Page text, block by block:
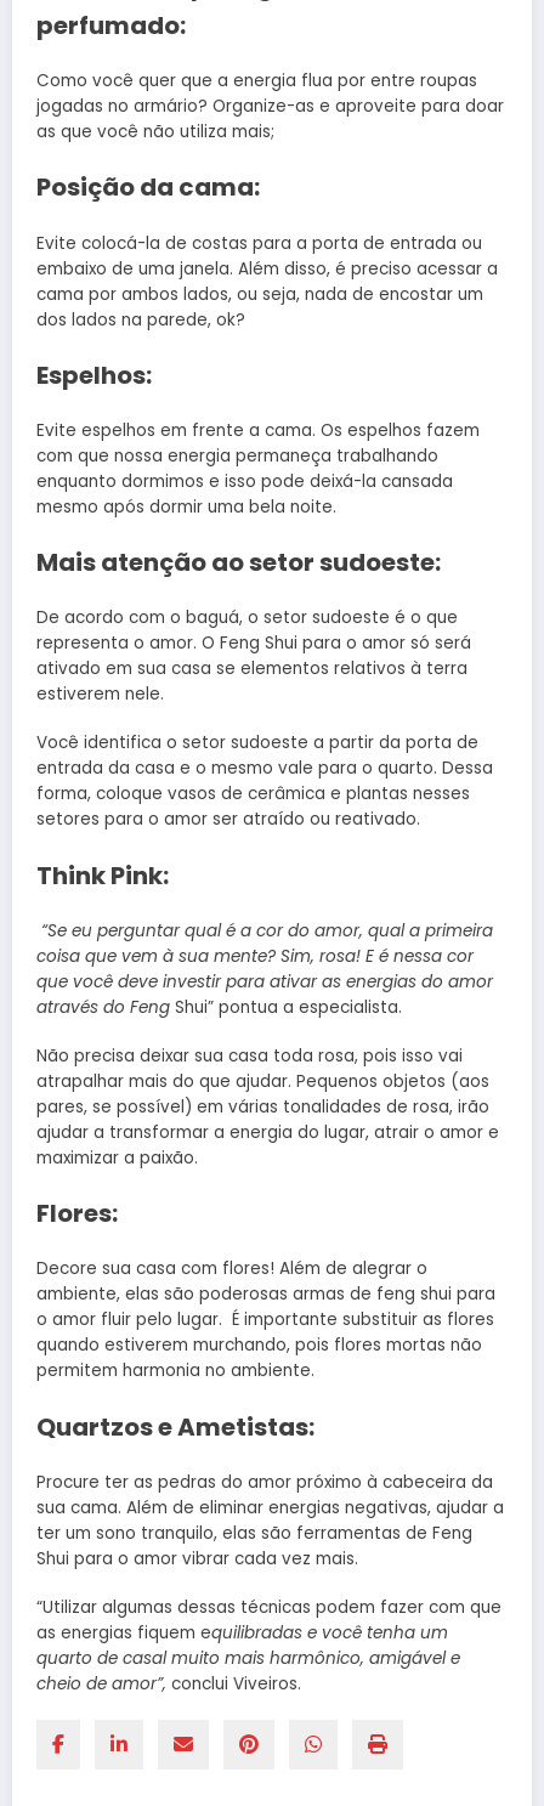
perfumado:
Como você quer que a energia flua por entre roupas
jogadas no armário? Organize-as e aproveite para doar
as que você não utiliza mais;
Posição da cama:
Evite colocá-la de costas para a porta de entrada ou
embaixo de uma janela. Além disso, é preciso acessar a
cama por ambos lados, ou seja, nada de encostar um
dos lados na parede, ok?
Espelhos:
Evite espelhos em frente a cama. Os espelhos fazem
com que nossa energia permaneça trabalhando
enquanto dormimos e isso pode deixá-la cansada
mesmo após dormir uma bela noite.
Mais atenção ao setor sudoeste:
De acordo com o baguá, o setor sudoeste é o que
representa o amor. O Feng Shui para o amor só será
ativado em sua casa se elementos relativos à terra
estiverem nele.
Você identifica o setor sudoeste a partir da porta de
entrada da casa e o mesmo vale para o quarto. Dessa
forma, coloque vasos de cerâmica e plantas nesses
setores para o amor ser atraído ou reativado.
Think Pink:
“Se eu perguntar qual é a cor do amor, qual a primeira
coisa que vem à sua mente? Sim, rosa! E é nessa cor
que você deve investir para ativar as energias do amor
através do Feng Shui” pontua a especialista.
Não precisa deixar sua casa toda rosa, pois isso vai
atrapalhar mais do que ajudar. Pequenos objetos (aos
pares, se possível) em várias tonalidades de rosa, irão
ajudar a transformar a energia do lugar, atrair o amor e
maximizar a paixão.
Flores:
Decore sua casa com flores! Além de alegrar o
ambiente, elas são poderosas armas de feng shui para
o amor fluir pelo lugar. É importante substituir as flores
quando estiverem murchando, pois flores mortas não
permitem harmonia no ambiente.
Quartzos e Ametistas:
Procure ter as pedras do amor próximo à cabeceira da
sua cama. Além de eliminar energias negativas, ajudar a
ter um sono tranquilo, elas são ferramentas de Feng
Shui para o amor vibrar cada vez mais.
“Utilizar algumas dessas técnicas podem fazer com que
as energias fiquem equilibradas e você tenha um
quarto de casal muito mais harmônico, amigável e
cheio de amor”, conclui Viveiros.